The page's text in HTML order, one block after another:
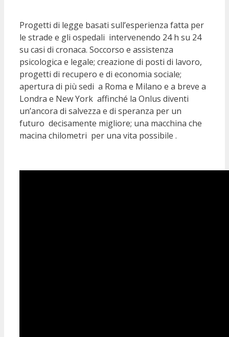
Progetti di legge basati sull’esperienza fatta per
le strade e gli ospedali intervenendo 24 h su 24
su casi di cronaca. Soccorso e assistenza
psicologica e legale; creazione di posti di lavoro,
progetti di recupero e di economia sociale;
apertura di più sedi a Roma e Milano e a breve a
Londra e New York affinché la Onlus diventi
un’ancora di salvezza e di speranza per un
futuro decisamente migliore; una macchina che
macina chilometri per una vita possibile .